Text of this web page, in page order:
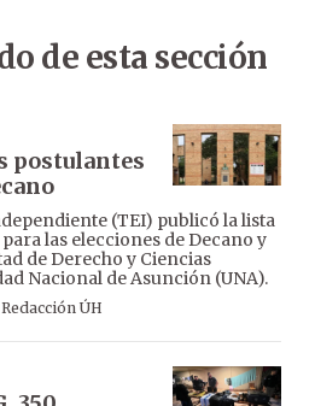
de esta sección
postulantes
(TEI) publicó la lista
las elecciones de Decano y
de Derecho y Ciencias
Nacional de Asunción (UNA).
Redacción ÚH